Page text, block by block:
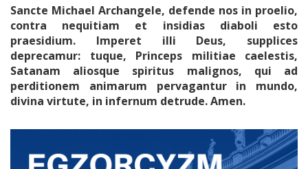
Sancte Michael Archangele, defende nos in proelio,
contra nequitiam et insidias diaboli esto
praesidium. Imperet illi Deus, supplices
deprecamur: tuque, Princeps militiae caelestis,
Satanam aliosque spiritus malignos, qui ad
perditionem animarum pervagantur in mundo,
divina virtute, in infernum detrude. Amen.